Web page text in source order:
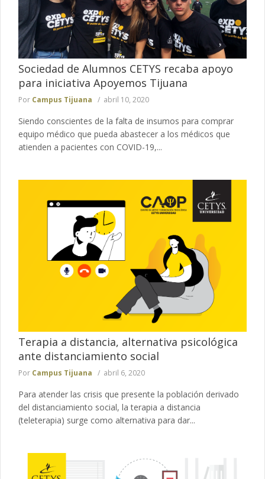
Sociedad de Alumnos CETYS recaba apoyo
para iniciativa Apoyemos Tijuana
Por Campus Tijuana abril 10, 2020
Siendo conscientes de la falta de insumos para comprar
equipo médico que pueda abastecer a los médicos que
atienden a pacientes con COVID-19,...
Terapia a distancia, alternativa psicológica
ante distanciamiento social
Por Campus Tijuana abril 6, 2020
Para atender las crisis que presente la población derivado
del distanciamiento social, la terapia a distancia
(teleterapia) surge como alternativa para dar...